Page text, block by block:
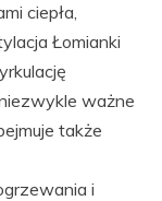
ciepła,
Łomianki
ważne
także
i